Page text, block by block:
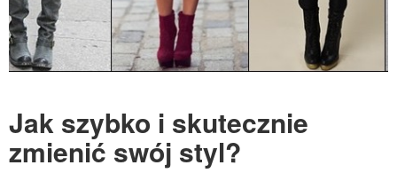
Jak szybko i skutecznie
zmienić swój styl?